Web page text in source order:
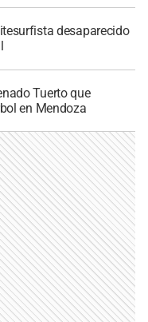
desaparecido
Tuerto que
en Mendoza